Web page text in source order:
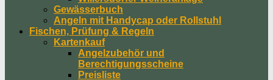
Gewässerbuch
Angeln mit Handycap oder Rollstuhl
Fischen, Prüfung & Regeln
Kartenkauf
Angelzubehör und
Berechtigungsscheine
Preisliste